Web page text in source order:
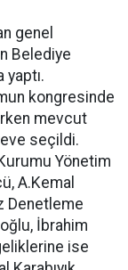
genel
Belediye
yaptı.
kongresinde
mevcut
seçildi.
Yönetim
A.Kemal
Denetleme
İbrahim
ise